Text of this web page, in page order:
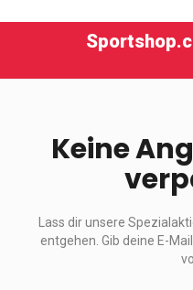
Keine
Lass dir unsere
entgehen. Gib deine E-